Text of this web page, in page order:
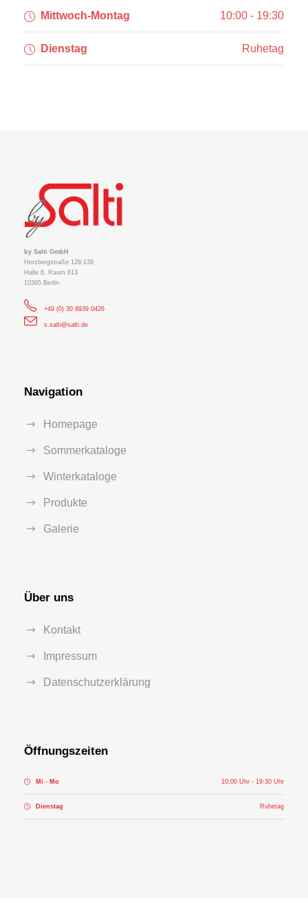
Mittwoch-Montag 10:00 - 19:30
Dienstag Ruhetag
by Salti GmbH
Herzbergstraße 128-139
Halle 6, Raum 613
10365 Berlin
+49 (0) 30 8939 0426
s.salti@salti.de
Navigation
Homepage
Sommerkataloge
Winterkataloge
Produkte
Galerie
Über uns
Kontakt
Impressum
Datenschutzerklärung
Öffnungszeiten
Mi - Mo 10:00 Uhr - 19:30 Uhr
Dienstag Ruhetag